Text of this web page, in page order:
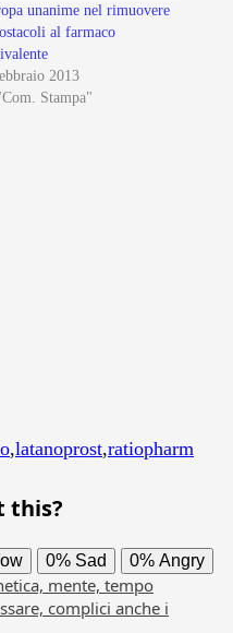
unanime nel rimuovere
al farmaco
2013
Stampa"
,latanoprost,ratiopharm
this?
0% Sad 0% Angry
mente, tempo
complici anche i